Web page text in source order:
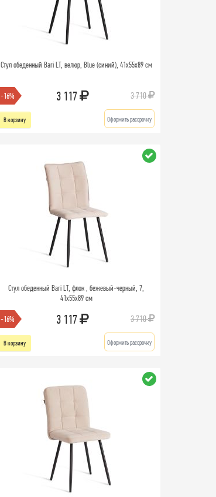
Стул обеденный Bari LT, велюр, Blue (синий), 41х55х89 см
-16% 3 117 3 710
В корзину Оформить рассрочку
Стул обеденный Bari LT, флок , бежевый-черный, 7,
41х55х89 см
-16% 3 117 3 710
В корзину Оформить рассрочку